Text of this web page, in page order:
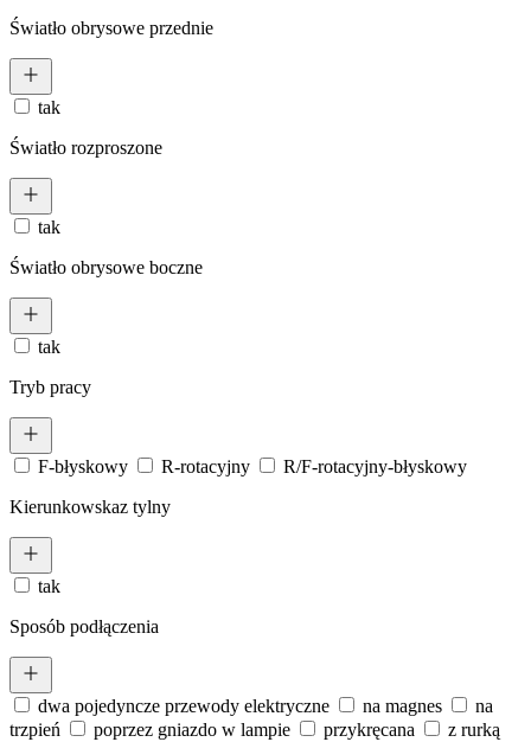
Światło obrysowe przednie
tak
Światło rozproszone
tak
Światło obrysowe boczne
tak
Tryb pracy
F-błyskowy R-rotacyjny
R/F-rotacyjny-błyskowy
Kierunkowskaz tylny
tak
Sposób podłączenia
dwa pojedyncze przewody elektryczne na magnes
na
trzpień
poprzez gniazdo w lampie przykręcana
z rurką